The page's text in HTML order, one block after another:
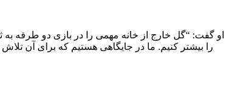
او گفت: “گل خارج از خانه مهمی را در بازی‌ دو طرفه به
را بیشتر کنیم. ما در جایگاهی هستیم که برای آن